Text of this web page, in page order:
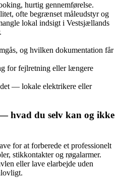
hurtig gennemførelse.
ofte begrænset måleudstyr og
lokal indsigt i Vestsjællands
og hvilken dokumentation får
for fejlretning eller længere
— lokale elektrikere eller
hvad du selv kan og ikke
for at forberede et professionelt
stikkontakter og røgalarmer.
eller lave elarbejde uden